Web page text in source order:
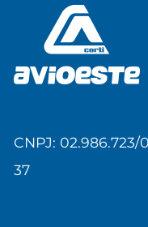
CNPJ: 02.986.723/
37